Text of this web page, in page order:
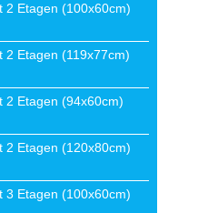
2 Etagen (100x60cm)
2 Etagen (119x77cm)
2 Etagen (94x60cm)
2 Etagen (120x80cm)
3 Etagen (100x60cm)